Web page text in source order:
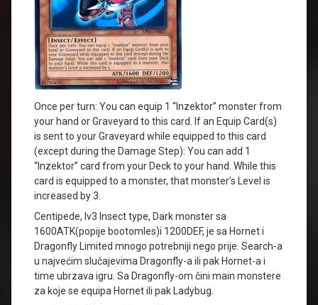
Once per turn: You can equip 1 “Inzektor” monster from
your hand or Graveyard to this card. If an Equip Card(s)
is sent to your Graveyard while equipped to this card
(except during the Damage Step): You can add 1
“Inzektor” card from your Deck to your hand. While this
card is equipped to a monster, that monster’s Level is
increased by 3.
Centipede, lv3 Insect type, Dark monster sa
1600ATK(popije bootomles)i 1200DEF, je sa Hornet i
Dragonfly Limited mnogo potrebniji nego prije. Search-a
u najvećim slučajevima Dragonfly-a ili pak Hornet-a i
time ubrzava igru. Sa Dragonfly-om čini main monstere
za koje se equipa Hornet ili pak Ladybug.